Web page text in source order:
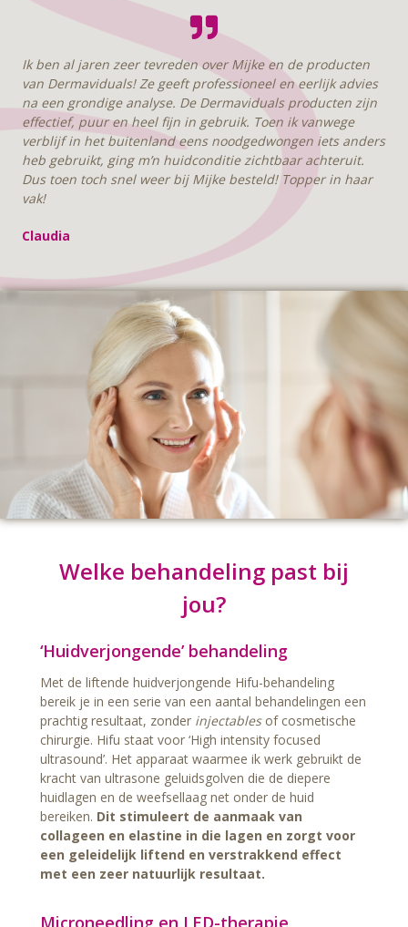
Ik ben al jaren zeer tevreden over Mijke en de producten
van Dermaviduals! Ze geeft professioneel en eerlijk advies
na een grondige analyse. De Dermaviduals producten zijn
effectief, puur en heel fijn in gebruik. Toen ik vanwege
verblijf in het buitenland eens noodgedwongen iets anders
heb gebruikt, ging m’n huidconditie zichtbaar achteruit.
Dus toen toch snel weer bij Mijke besteld! Topper in haar
vak!
Claudia
Welke behandeling past bij
jou?
‘Huidverjongende’ behandeling
Met de liftende huidverjongende Hifu-behandeling
bereik je in een serie van een aantal behandelingen een
prachtig resultaat, zonder injectablesof cosmetische
chirurgie. Hifu staat voor ‘High intensity focused
ultrasound’. Het apparaat waarmee ik werk gebruikt de
kracht van ultrasone geluidsgolven die de diepere
huidlagen en de weefsellaag net onder de huid
bereiken. Dit stimuleert de aanmaak van
collageen en elastine in die lagen en zorgt voor
een geleidelijk liftend en verstrakkend effect
met een zeer natuurlijk resultaat.
Microneedling en LED-therapie